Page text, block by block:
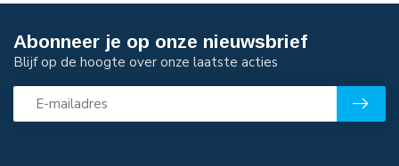
Abonneer je op onze nieuwsbrief
Blijf op de hoogte over onze laatste acties